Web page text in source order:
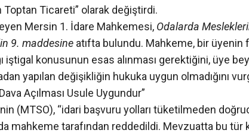
Toptan Ticareti” olarak değiştirdi.
Mersin 1. İdare Mahkemesi, Odalarda
9. maddesine atıfta bulundu. Mahkeme, bir
iştigal konusunun esas alınması gerektiğini, üye
yapılan değişikliğin hukuka uygun olmadığını
Açılması Usule Uygundur”
(MTSO), “idari başvuru yolları tüketilmeden
mahkeme tarafından reddedildi. Mevzuatta bu